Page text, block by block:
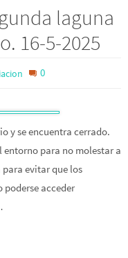
laguna
16-5-2025
0
y se encuentra cerrado.
entorno para no molestar a
para evitar que los
acceder